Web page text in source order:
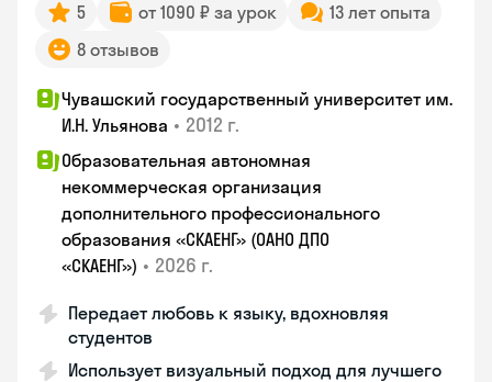
5 от 1090 ₽ за урок
13 лет опыта
8 отзывов
Чувашский государственный университет им.
И.Н. Ульянова • 2012 г.
Образовательная автономная
некоммерческая организация
дополнительного профессионального
образования «СКАЕНГ» (ОАНО ДПО
«СКАЕНГ») • 2026 г.
Передает любовь к языку, вдохновляя
студентов
Использует визуальный подход для лучшего